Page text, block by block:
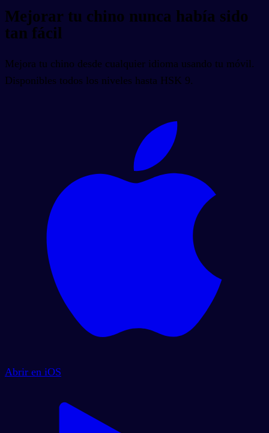
Mejorar tu chino nunca había sido
tan fácil
Mejora tu chino desde cualquier idioma usando tu móvil.
Disponibles todos los niveles hasta HSK 9.
Abrir en iOS